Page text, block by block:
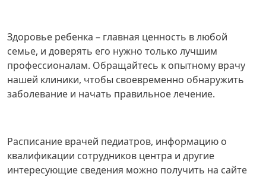
Здоровье ребенка – главная ценность в любой
семье, и доверять его нужно только лучшим
профессионалам. Обращайтесь к опытному врачу
нашей клиники, чтобы своевременно обнаружить
заболевание и начать правильное лечение.
Расписание врачей педиатров, информацию о
квалификации сотрудников центра и другие
интересующие сведения можно получить на сайте